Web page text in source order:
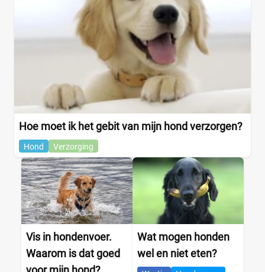
Hoe moet ik het gebit van mijn hond verzorgen?
Hond Verzorging
Vis in hondenvoer.
Waarom is dat goed
Wat mogen honden
wel en niet eten?